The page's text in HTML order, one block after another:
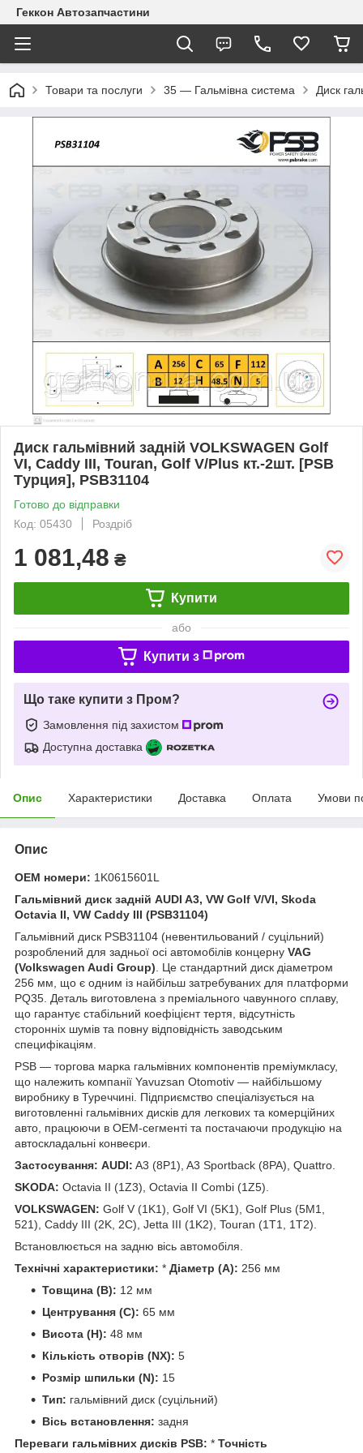
Геккон Автозапчастини
Товари та послуги 35 — Гальмівна система Диск
Диск гальмівний задній VOLKSWAGEN Golf
VI, Caddy III, Touran, Golf V/Plus кт.-2шт. [PSB
Tурция], PSB31104
Готово до відправки
Код: 05430
Роздріб
1 081,48 ₴
Купити
або
Купити з
Що таке купити з Пром?
Замовлення під захистом
Доступна доставка
Опис Характеристики Доставка Оплата Умови
Опис
OEM номери: 1K0615601L
Гальмівний диск задній AUDI A3, VW Golf V/VI, Skoda
Octavia II, VW Caddy III (PSB31104)
Гальмівний диск PSB31104 (невентильований / суцільний)
розроблений для задньої осі автомобілів концерну VAG
(Volkswagen Audi Group) . Це стандартний диск діаметром
256 мм, що є одним із найбільш затребуваних для платформи
PQ35. Деталь виготовлена з преміального чавунного сплаву,
що гарантує стабільний коефіцієнт тертя, відсутність
сторонніх шумів та повну відповідність заводським
специфікаціям.
PSB — торгова марка гальмівних компонентів преміумкласу,
що належить компанії Yavuzsan Otomotiv — найбільшому
виробнику в Туреччині. Підприємство спеціалізується на
виготовленні гальмівних дисків для легкових та комерційних
авто, працюючи в OEM-сегменті та постачаючи продукцію на
автоскладальні конвеєри.
Застосування: AUDI: A3 (8P1), A3 Sportback (8PA), Quattro.
SKODA: Octavia II (1Z3), Octavia II Combi (1Z5).
VOLKSWAGEN: Golf V (1K1), Golf VI (5K1), Golf Plus (5M1,
521), Caddy III (2K, 2C), Jetta III (1K2), Touran (1T1, 1T2).
Встановлюється на задню вісь автомобіля.
Технічні характеристики: * Діаметр (A): 256 мм
Товщина (B): 12 мм
Центрування (C): 65 мм
Висота (H): 48 мм
Кількість отворів (NX): 5
Розмір шпильки (N): 15
Тип: гальмівний диск (суцільний)
Вісь встановлення: задня
Переваги гальмівних дисків PSB: * Точність